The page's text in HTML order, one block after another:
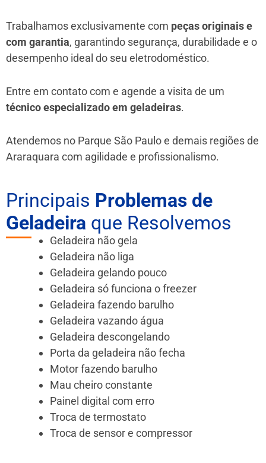
Trabalhamos exclusivamente com peças originais e
com garantia, garantindo segurança, durabilidade e o
desempenho ideal do seu eletrodoméstico.
Entre em contato com e agende a visita de um
técnico especializado em geladeiras.
Atendemos no Parque São Paulo e demais regiões de
Araraquara com agilidade e profissionalismo.
Principais Problemas de
Geladeira que Resolvemos
Geladeira não gela
Geladeira não liga
Geladeira gelando pouco
Geladeira só funciona o freezer
Geladeira fazendo barulho
Geladeira vazando água
Geladeira descongelando
Porta da geladeira não fecha
Motor fazendo barulho
Mau cheiro constante
Painel digital com erro
Troca de termostato
Troca de sensor e compressor